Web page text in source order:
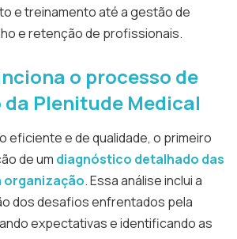
e treinamento até a gestão de
e retenção de profissionais.
o processo de
Plenitude Medical
eficiente e de qualidade, o primeiro
de um diagnóstico detalhado das
organização. Essa análise inclui a
dos desafios enfrentados pela
expectativas e identificando as